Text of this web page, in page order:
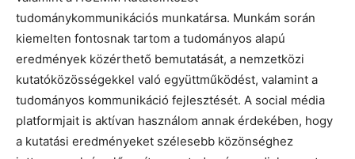
tudománykommunikációs munkatársa. Munkám során
kiemelten fontosnak tartom a tudományos alapú
eredmények közérthető bemutatását, a nemzetközi
kutatóközösségekkel való együttműködést, valamint a
tudományos kommunikáció fejlesztését. A social média
platformjait is aktívan használom annak érdekében, hogy
a kutatási eredményeket szélesebb közönséghez